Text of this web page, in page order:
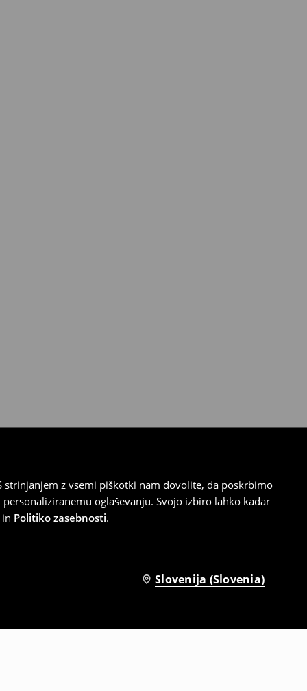
z vsemi piškotki nam dovolite, da poskrbimo
oglaševanju. Svojo izbiro lahko kadar
in Politiko zasebnosti.
Slovenija (Slovenia)